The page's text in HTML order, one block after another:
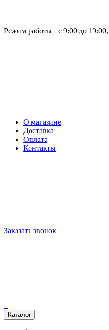
Режим работы · с 9:00 до
О магазине
Доставка
Оплата
Контакты
Заказать звонок
Каталог